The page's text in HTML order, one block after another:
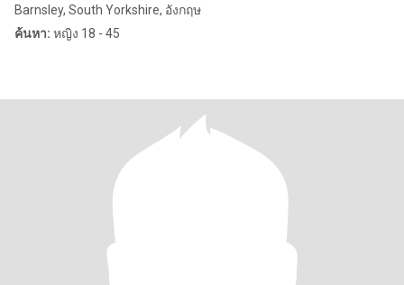
Barnsley, South Yorkshire, อังกฤษ
ค้นหา: หญิง 18 - 45